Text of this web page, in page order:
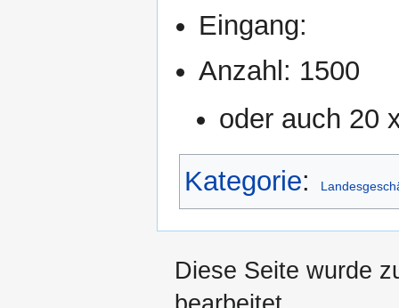
Eingang:
Anzahl: 1500
oder auch 20
Kategorie:
Diese Seite wurde